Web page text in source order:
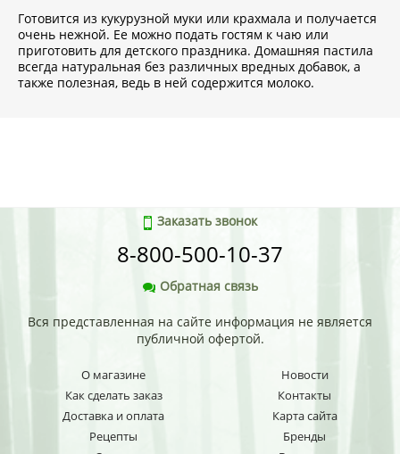
Готовится из кукурузной муки или крахмала и получается
очень нежной. Ее можно подать гостям к чаю или
приготовить для детского праздника. Домашняя пастила
всегда натуральная без различных вредных добавок, а
также полезная, ведь в ней содержится молоко.
Заказать звонок
8-800-500-10-37
Обратная связь
Вся представленная на сайте информация не является
публичной офертой.
О магазине
Как сделать заказ
Доставка и оплата
Рецепты
Новости
Контакты
Карта сайта
Бренды